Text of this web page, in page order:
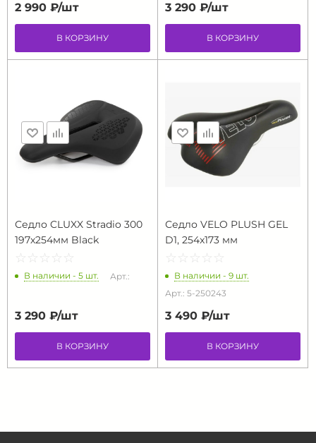
2 990 ₽/шт
В КОРЗИНУ
3 290 ₽/шт
В КОРЗИНУ
Седло CLUXX Stradio 300
197х254мм Black
☆ ☆ ☆ ☆ ☆
★ ★ ★ ★ ★
В наличии - 5 шт. Арт.:
3 290 ₽/шт
В КОРЗИНУ
Седло VELO PLUSH GEL
D1, 254x173 мм
☆ ☆ ☆ ☆ ☆
★ ★ ★ ★ ★
В наличии - 9 шт.
Арт.: 5-250243
3 490 ₽/шт
В КОРЗИНУ